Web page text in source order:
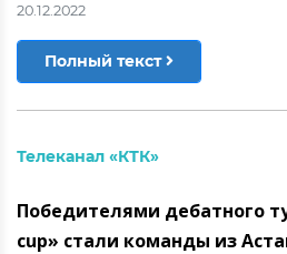
20.12.2022
Полный текст
Телеканал «КТК»
Победителями дебатного
cup» стали команды из